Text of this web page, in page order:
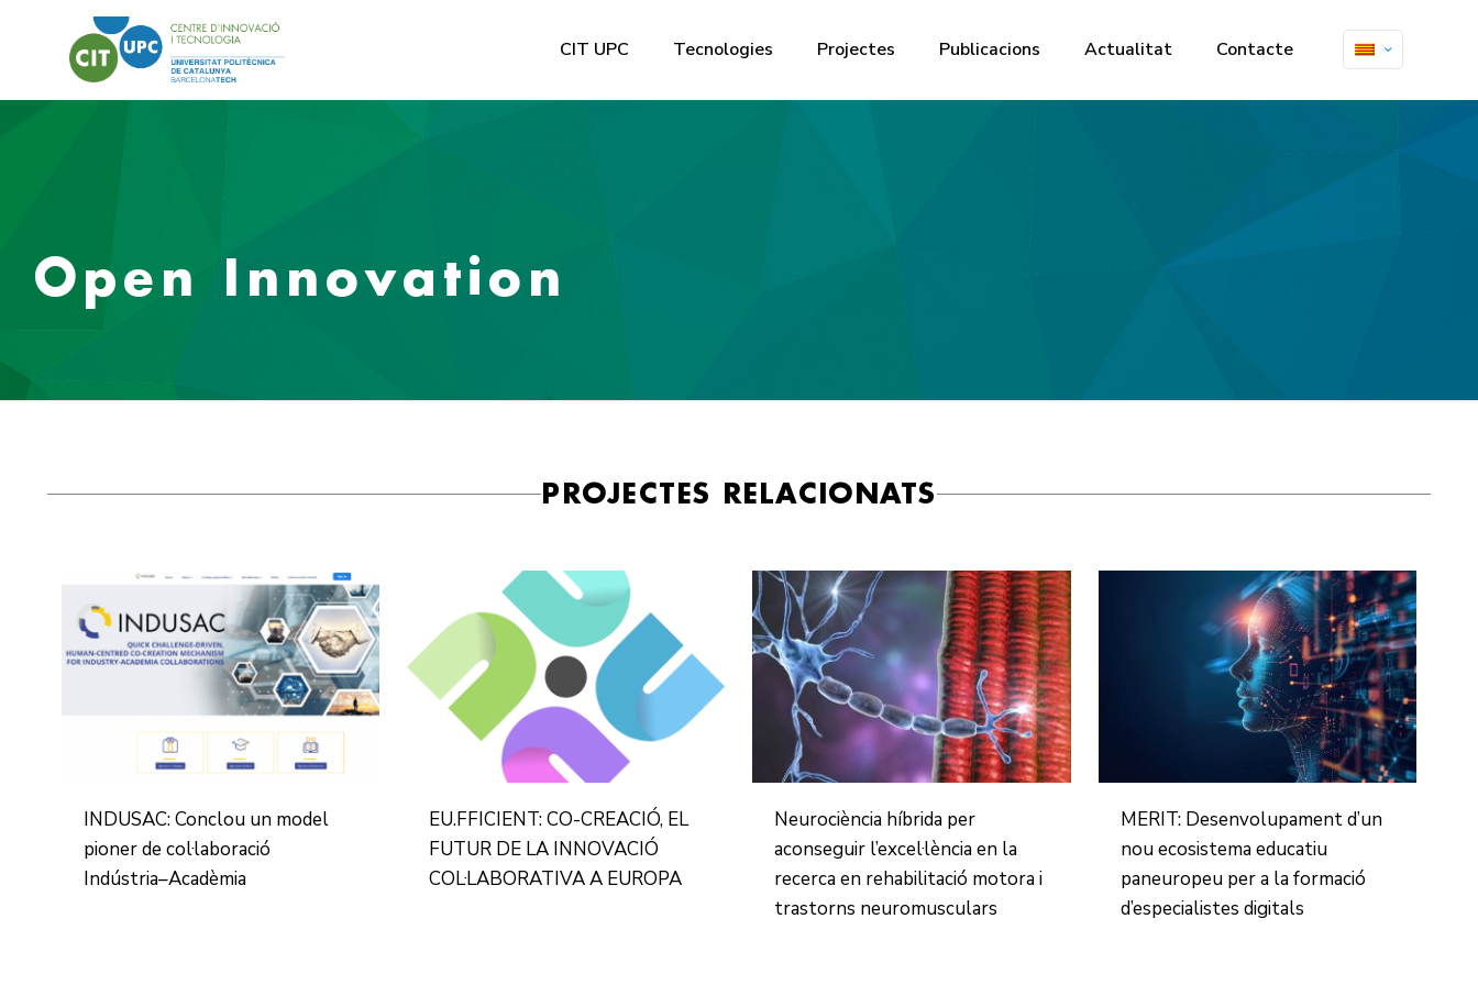
CIT UPC Tecnologies Projectes Publicacions Actualitat Contacte
Open Innovation
PROJECTES RELACIONATS
INDUSAC: Conclou un model
pioner de col·laboració
Indústria–Acadèmia
EU.FFICIENT: CO-CREACIÓ, EL
FUTUR DE LA INNOVACIÓ
COL·LABORATIVA A EUROPA
Neurociència híbrida per
aconseguir l’excel·lència en la
recerca en rehabilitació motora i
trastorns neuromusculars
MERIT: Desenvolupament d’un
nou ecosistema educatiu
paneuropeu per a la formació
d’especialistes digitals